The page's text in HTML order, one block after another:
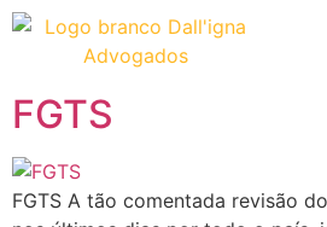
FGTS
FGTS A tão comentada revisão